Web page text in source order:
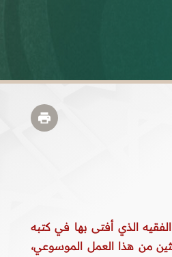
الذي أفتى بها في كتبه
من هذا العمل الموسوعي،